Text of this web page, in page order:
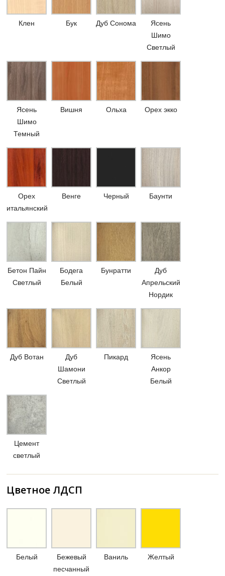
Клен Бук Дуб Сонома
Ясень
Шимо
Светлый
Ясень
Шимо
Темный
Вишня Ольха Орех экко
Орех
итальянский
Венге Черный Баунти
Бетон Пайн
Светлый
Бодега
Белый
Бунратти
Дуб
Апрельский
Нордик
Дуб Вотан
Дуб
Шамони
Светлый
Пикард
Ясень
Анкор
Белый
Цемент
светлый
Цветное ЛДСП
Белый
Бежевый
песчанный
Ваниль Желтый